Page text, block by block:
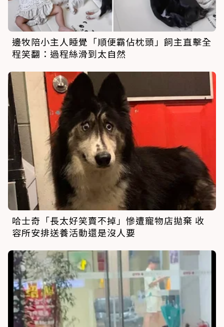
邊牧陪小主人睡覺「順便霸佔枕頭」飼主直擊全
程笑翻：過程絲滑到太自然
哈士奇「長太好笑賣不掉」慘遭寵物店拋棄 收
容所安排送養活動還是沒人要